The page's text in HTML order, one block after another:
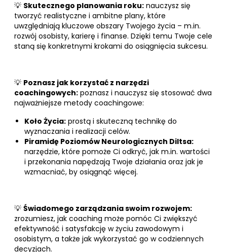
💡 Skutecznego planowania roku: nauczysz się
tworzyć realistyczne i ambitne plany, które
uwzględniają kluczowe obszary Twojego życia – m.in.
rozwój osobisty, karierę i finanse. Dzięki temu Twoje cele
staną się konkretnymi krokami do osiągnięcia sukcesu.
💡 Poznasz jak korzystać z narzędzi
coachingowych: poznasz i nauczysz się stosować dwa
najważniejsze metody coachingowe:
Koło Życia: prostą i skuteczną technikę do
wyznaczania i realizacji celów.
Piramidę Poziomów Neurologicznych Diltsa:
narzędzie, które pomoże Ci odkryć, jak m.in. wartości
i przekonania napędzają Twoje działania oraz jak je
wzmacniać, by osiągnąć więcej.
💡 Świadomego zarządzania swoim rozwojem:
zrozumiesz, jak coaching może pomóc Ci zwiększyć
efektywność i satysfakcję w życiu zawodowym i
osobistym, a także jak wykorzystać go w codziennych
decyzjach.